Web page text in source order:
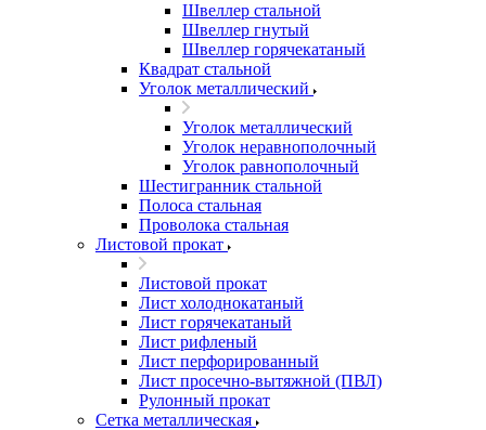
Швеллер стальной
Швеллер гнутый
Швеллер горячекатаный
Квадрат стальной
Уголок металлический
Уголок металлический
Уголок неравнополочный
Уголок равнополочный
Шестигранник стальной
Полоса стальная
Проволока стальная
Листовой прокат
Листовой прокат
Лист холоднокатаный
Лист горячекатаный
Лист рифленый
Лист перфорированный
Лист просечно-вытяжной (ПВЛ)
Рулонный прокат
Сетка металлическая